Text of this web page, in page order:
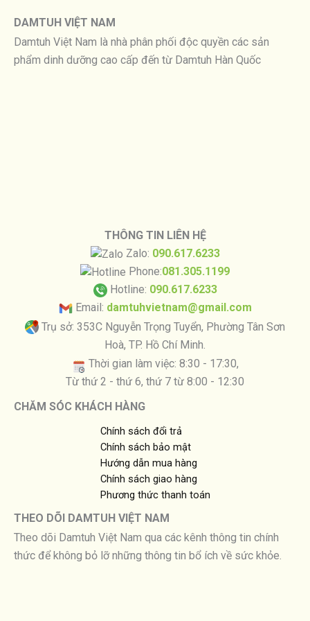
DAMTUH VIỆT NAM
Damtuh Việt Nam là nhà phân phối độc quyền các sản
phẩm dinh dưỡng cao cấp đến từ Damtuh Hàn Quốc
THÔNG TIN LIÊN HỆ
Zalo: 090.617.6233
Phone:081.305.1199
Hotline: 090.617.6233
Email: damtuhvietnam@gmail.com
Trụ sở: 353C Nguyễn Trọng Tuyển, Phường Tân Sơn
Hoà, TP. Hồ Chí Minh.
Thời gian làm việc: 8:30 - 17:30,
Từ thứ 2 - thứ 6, thứ 7 từ 8:00 - 12:30
CHĂM SÓC KHÁCH HÀNG
Chính sách đổi trả
Chính sách bảo mật
Hướng dẫn mua hàng
Chính sách giao hàng
Phương thức thanh toán
THEO DÕI DAMTUH VIỆT NAM
Theo dõi Damtuh Việt Nam qua các kênh thông tin chính
thức để không bỏ lỡ những thông tin bổ ích về sức khỏe.